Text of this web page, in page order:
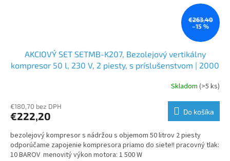
€263,40
–15 %
AKCIOVÝ SET SETMB-K207, Bezolejový vertikálny
kompresor 50 l, 230 V, 2 piesty, s príslušenstvom | 2000
Skladom (>5 ks)
€180,70 bez DPH
€222,20 Do košíka
bezolejový kompresor s nádržou s objemom 50 litrov 2 piesty
odporúčame zapojenie kompresora priamo do siete!! pracovný tlak:
10 BAROV menovitý výkon motora: 1 500 W